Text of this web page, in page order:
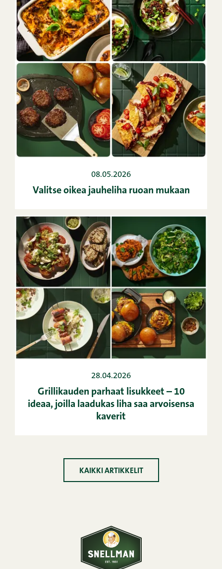
08.05.2026
Valitse oikea jauheliha ruoan mukaan
28.04.2026
Grillikauden parhaat lisukkeet – 10
ideaa, joilla laadukas liha saa arvoisensa
kaverit
KAIKKI ARTIKKELIT